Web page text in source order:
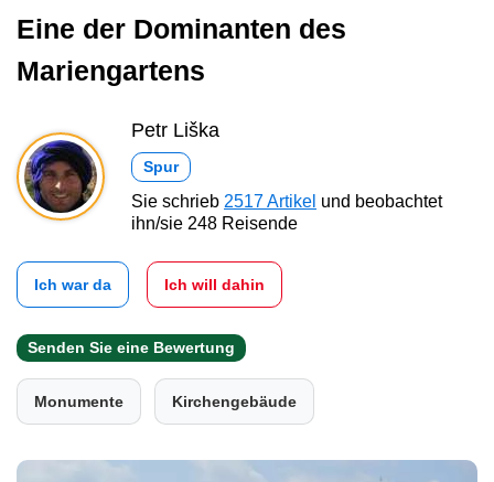
Eine der Dominanten des
Mariengartens
Petr Liška
Spur
Sie schrieb 2517 Artikel und beobachtet
ihn/sie 248 Reisende
Ich war da Ich will dahin
Senden Sie eine Bewertung
Monumente Kirchengebäude